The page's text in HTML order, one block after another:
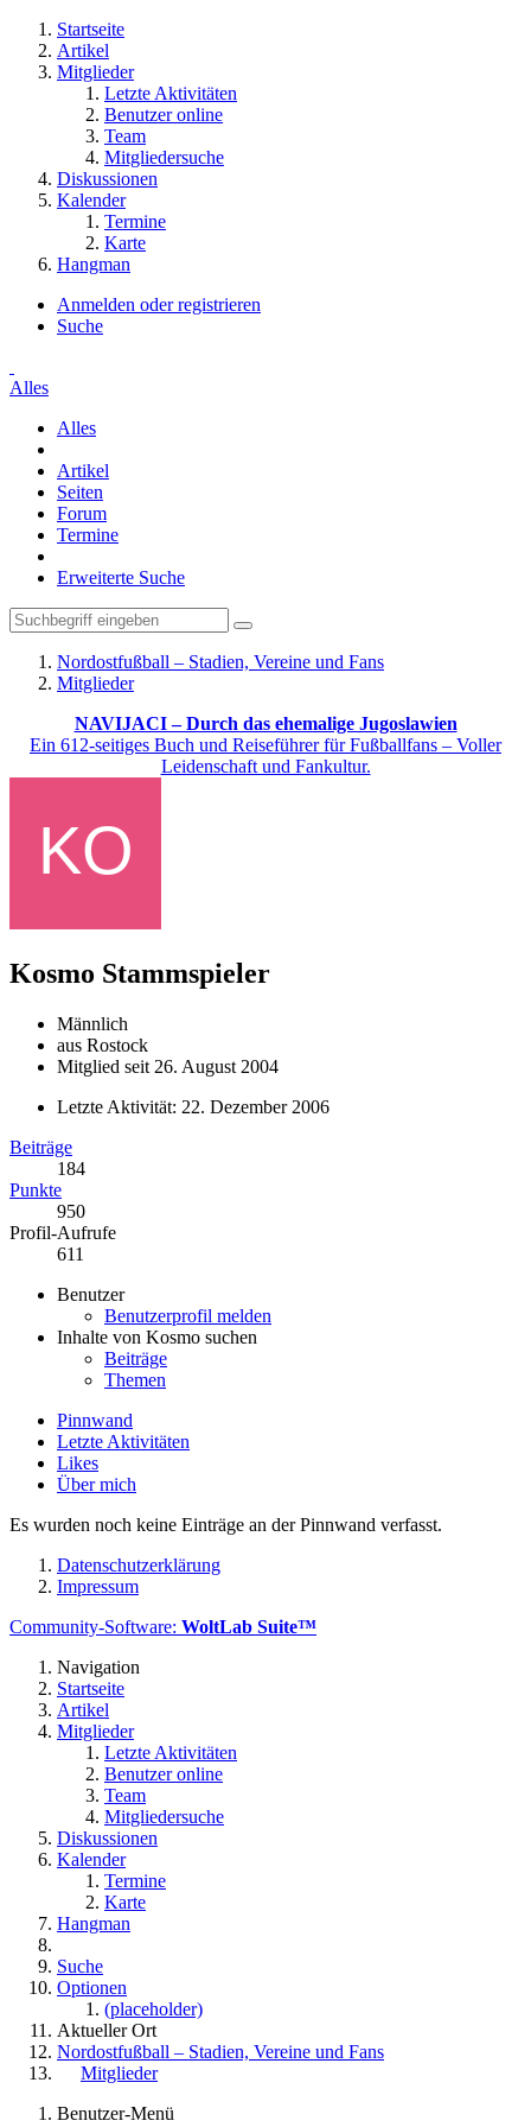
Startseite
Artikel
Mitglieder
Letzte Aktivitäten
Benutzer online
Team
Mitgliedersuche
Diskussionen
Kalender
Termine
Karte
Hangman
Anmelden oder registrieren
Suche
Alles
Alles
Artikel
Seiten
Forum
Termine
Erweiterte Suche
Nordostfußball – Stadien, Vereine und Fans
Mitglieder
NAVIJACI – Durch das ehemalige Jugoslawien
Ein 612-seitiges Buch und Reiseführer für Fußballfans – Voller
Leidenschaft und Fankultur.
Kosmo Stammspieler
Männlich
aus Rostock
Mitglied seit 26. August 2004
Letzte Aktivität: 22. Dezember 2006
Beiträge
184
Punkte
950
Profil-Aufrufe
611
Benutzer
Benutzerprofil melden
Inhalte von Kosmo suchen
Beiträge
Themen
Pinnwand
Letzte Aktivitäten
Likes
Über mich
Es wurden noch keine Einträge an der Pinnwand verfasst.
Datenschutzerklärung
Impressum
Community-Software: WoltLab Suite™
Navigation
Startseite
Artikel
Mitglieder
Letzte Aktivitäten
Benutzer online
Team
Mitgliedersuche
Diskussionen
Kalender
Termine
Karte
Hangman
Suche
Optionen
(placeholder)
Aktueller Ort
Nordostfußball – Stadien, Vereine und Fans
Mitglieder
Benutzer-Menü